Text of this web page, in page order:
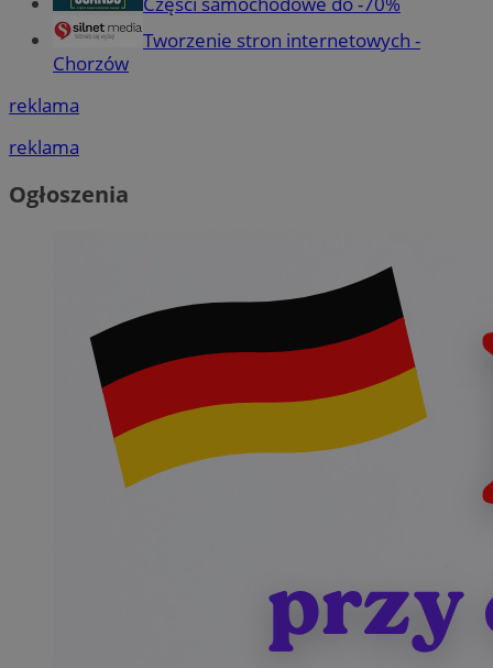
Tworzenie stron internetowych -
Chorzów
reklama
reklama
Ogłoszenia